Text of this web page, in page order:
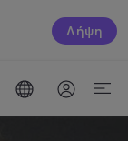
Λήψη